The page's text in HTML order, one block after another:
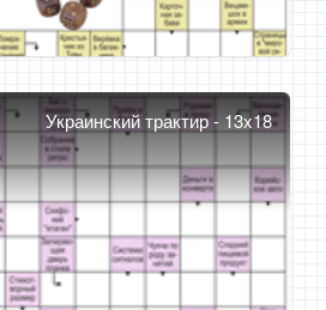
Украинский трактир - 13x18